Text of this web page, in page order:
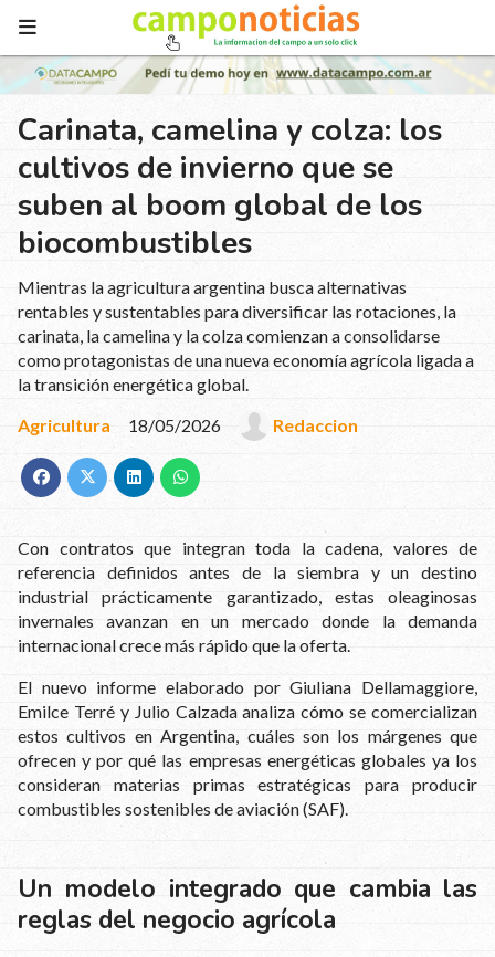
Carinata, camelina y colza: los
cultivos de invierno que se
suben al boom global de los
biocombustibles
Mientras la agricultura argentina busca alternativas
rentables y sustentables para diversificar las rotaciones, la
carinata, la camelina y la colza comienzan a consolidarse
como protagonistas de una nueva economía agrícola ligada a
la transición energética global.
Agricultura
18/05/2026 Redaccion
Con contratos que integran toda la cadena, valores de
referencia definidos antes de la siembra y un destino
industrial prácticamente garantizado, estas oleaginosas
invernales avanzan en un mercado donde la demanda
internacional crece más rápido que la oferta.
El nuevo informe elaborado por Giuliana Dellamaggiore,
Emilce Terré y Julio Calzada analiza cómo se comercializan
estos cultivos en Argentina, cuáles son los márgenes que
ofrecen y por qué las empresas energéticas globales ya los
consideran materias primas estratégicas para producir
combustibles sostenibles de aviación (SAF).
Un modelo integrado que cambia las
reglas del negocio agrícola